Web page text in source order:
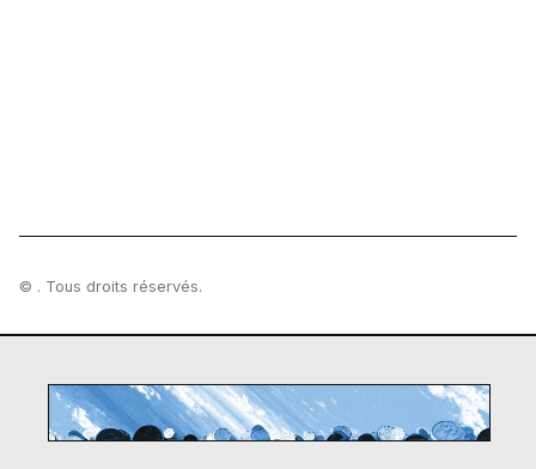
© . Tous droits réservés.